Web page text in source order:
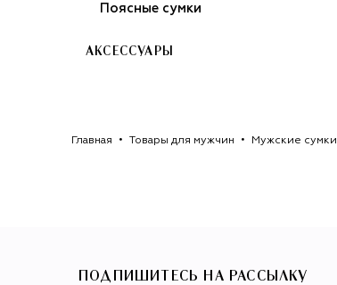
Поясные сумки
АКСЕССУАРЫ
Главная Товары для мужчин Мужские сумки
ПОДПИШИТЕСЬ НА РАССЫЛКУ